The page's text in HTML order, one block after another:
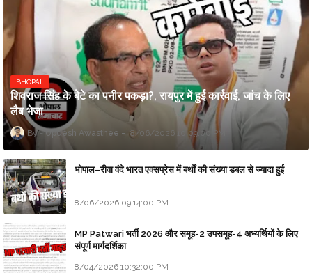
BHOPAL
शिवराज सिंह के बेटे का पनीर पकड़ा?, रायपुर में हुई कार्रवाई, जांच के लिए
लैब भेजा
Updesh Awasthee 8/06/2026 10:09:00 PM
भोपाल–रीवा वंदे भारत एक्सप्रेस में बर्थों की संख्या डबल से ज्यादा हुई
8/06/2026 09:14:00 PM
MP Patwari भर्ती 2026 और समूह-2 उपसमूह-4 अभ्यर्थियों के लिए
संपूर्ण मार्गदर्शिका
8/04/2026 10:32:00 PM